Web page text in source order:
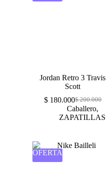
Jordan Retro 3 Travis
Scott
$200.000
$180.000
Caballero,
ZAPATILLAS
OFERTA